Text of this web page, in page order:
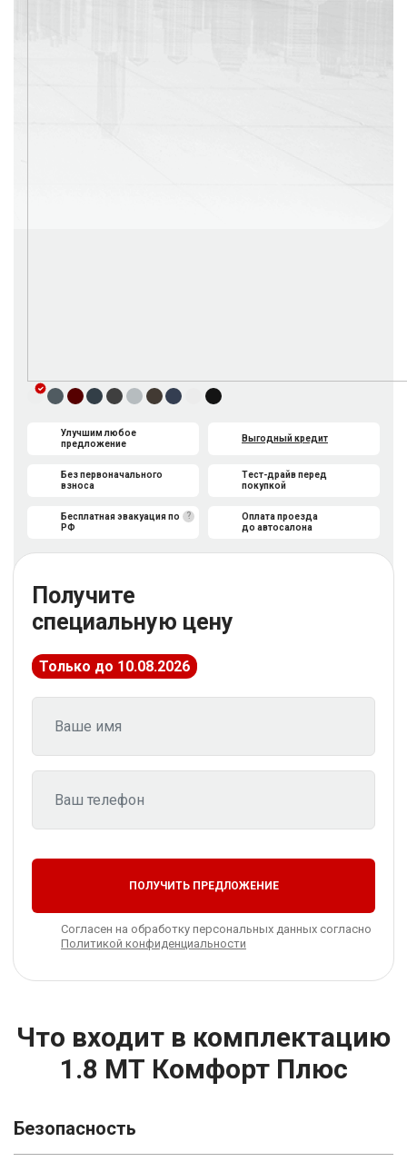
Улучшим любое
предложение
Без первоначального
взноса
Выгодный кредит
Тест-драйв перед
покупкой
?
Бесплатная эвакуация по
РФ
Оплата проезда
до автосалона
Получите
специальную цену
Только до 10.08.2026
ПОЛУЧИТЬ ПРЕДЛОЖЕНИЕ
Согласен на обработку персональных данных согласно
Политикой конфиденциальности
Что входит в комплектацию
1.8 МТ Комфорт Плюс
Безопасность